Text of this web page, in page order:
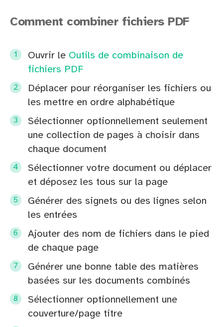
Comment combiner fichiers PDF
Ouvrir le Outils de combinaison de
fichiers PDF
Déplacer pour réorganiser les fichiers ou
les mettre en ordre alphabétique
Sélectionner optionnellement seulement
une collection de pages à choisir dans
chaque document
Sélectionner votre document ou déplacer
et déposez les tous sur la page
Générer des signets ou des lignes selon
les entrées
Ajouter des nom de fichiers dans le pied
de chaque page
Générer une bonne table des matières
basées sur les documents combinés
Sélectionner optionnellement une
couverture/page titre